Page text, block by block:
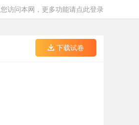
访问本网，更多功能请点此登录
下载试卷